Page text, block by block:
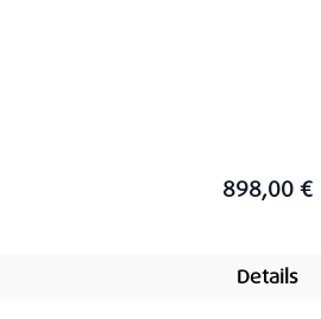
898,00 €
Details